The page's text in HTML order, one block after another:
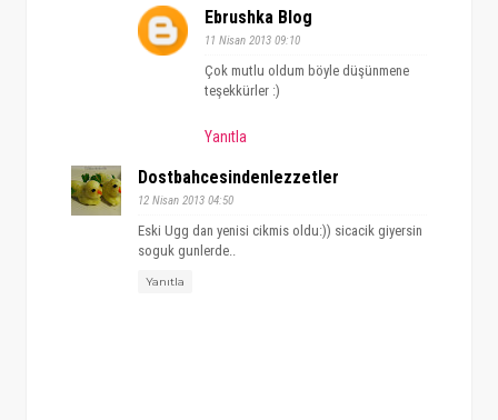
Ebrushka Blog
11 Nisan 2013 09:10
Çok mutlu oldum böyle düşünmene
teşekkürler :)
Yanıtla
Dostbahcesindenlezzetler
12 Nisan 2013 04:50
Eski Ugg dan yenisi cikmis oldu:)) sicacik giyersin
soguk gunlerde..
Yanıtla